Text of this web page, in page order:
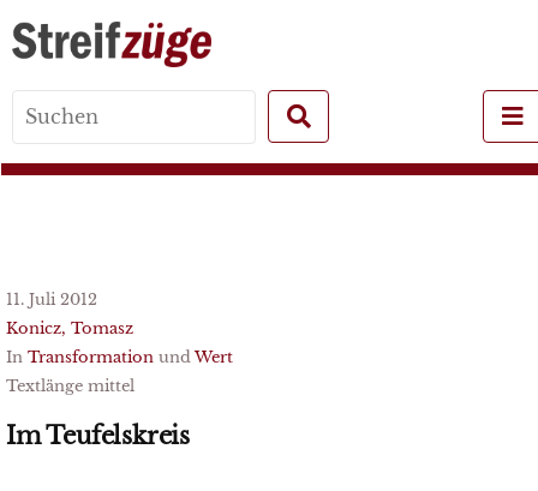
for:
11. Juli 2012
Konicz, Tomasz
In Transformation undWert
Textlänge mittel
Im Teufelskreis